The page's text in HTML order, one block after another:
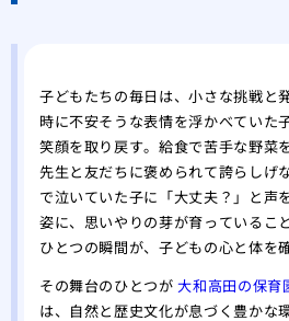
子どもたちの毎日は、小さな挑戦と
時に不安そうな表情を浮かべていた
笑顔を取り戻す。給食で苦手な野菜
先生と友だちに褒められて誇らしげ
で泣いていた子に「大丈夫？」と声
姿に、思いやりの芽が育っているこ
ひとつの瞬間が、子どもの心と体を
その舞台のひとつが大和高田の保育
は、自然と歴史文化が息づく豊かな